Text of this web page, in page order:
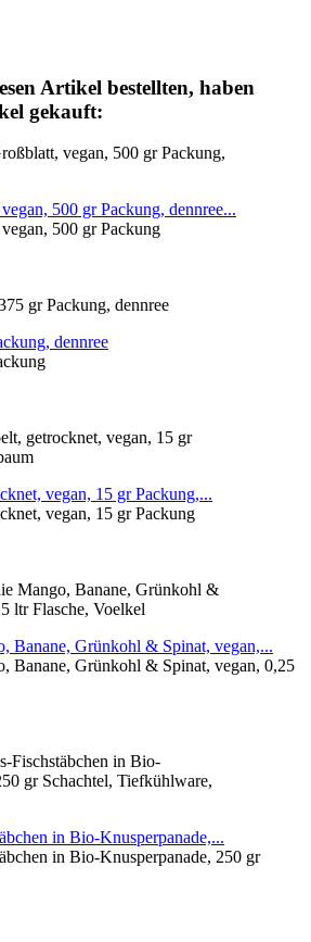
Artikel bestellten, haben
gekauft:
500 gr Packung, dennree...
500 gr Packung
dennree
vegan, 15 gr Packung,...
vegan, 15 gr Packung
Banane, Grünkohl & Spinat, vegan,...
Banane, Grünkohl & Spinat, vegan, 0,25
in Bio-Knusperpanade,...
in Bio-Knusperpanade, 250 gr